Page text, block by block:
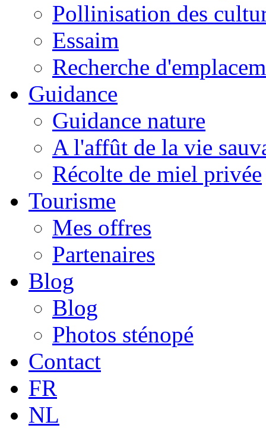
Pollinisation des
Essaim
Recherche
Guidance
Guidance nature
A l'affût de la vie
Récolte de miel privée
Tourisme
Mes offres
Partenaires
Blog
Blog
Photos sténopé
Contact
FR
NL